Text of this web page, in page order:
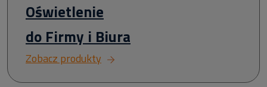
Oświetlenie
do Firmy i Biura
Zobacz produkty